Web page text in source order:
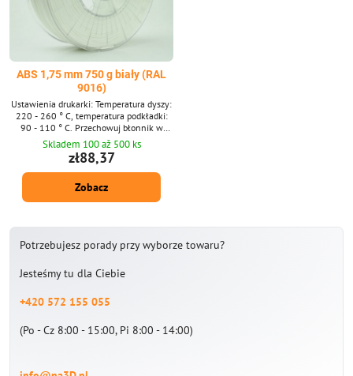
ABS 1,75 mm 750 g biały (RAL
9016)
Ustawienia drukarki: Temperatura dyszy:
220 - 260 ° C, temperatura podkładki:
90 - 110 ° C. Przechowuj błonnik w
torbie, suchy i ciemny.
Skladem 100 až 500 ks
zł88,37
Zobacz
Potrzebujesz porady przy wyborze towaru?
Jesteśmy tu dla Ciebie
+420 572 155 055
(Po - Cz 8:00 - 15:00, Pi 8:00 - 14:00)